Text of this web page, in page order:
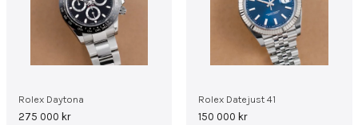
Rolex Daytona
275 000 kr
Rolex Datejust 41
150 000 kr